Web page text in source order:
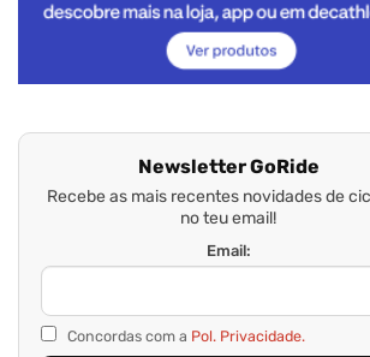
Newsletter GoRide
Recebe as mais recentes novidades de
no teu email!
Email:
Concordas com a Pol. Privacidade.